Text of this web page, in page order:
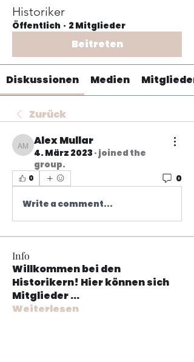
Historiker
Öffentlich · 2 Mitglieder
Beitreten
Diskussionen Medien Mitglieder
Zurück
Alex Mullar
Alex Mullar
4. März 2023 · joined the
group.
0 0
Write a comment...
Info
Willkommen bei den
Historikern! Hier können sich
Mitglieder...
Weiterlesen